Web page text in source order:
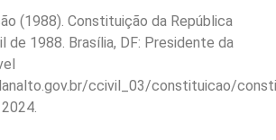
(1988). Constituição da República
de 1988. Brasília, DF: Presidente da
ccivil_03/constituicao/